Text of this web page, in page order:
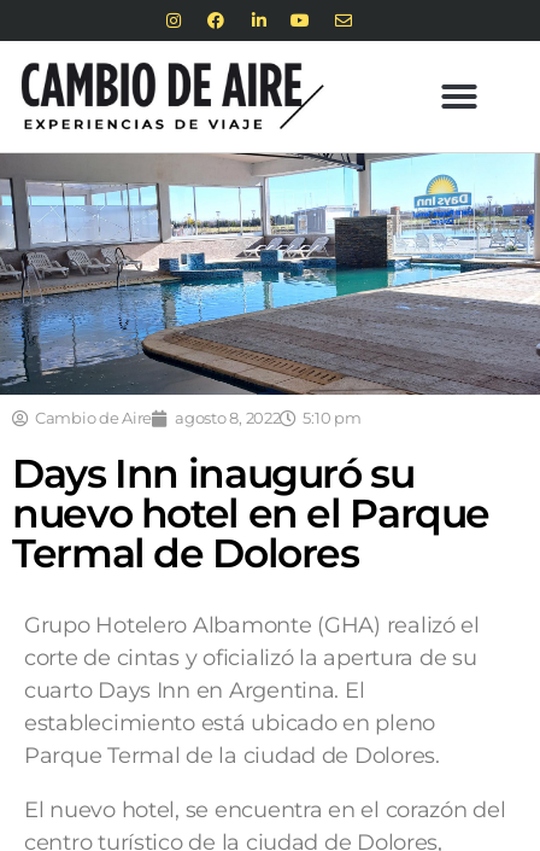
Cambio de Aire agosto 8, 2022 5:10 pm
Days Inn inauguró su
nuevo hotel en el Parque
Termal de Dolores
Grupo Hotelero Albamonte (GHA) realizó el
corte de cintas y oficializó la apertura de su
cuarto Days Inn en Argentina. El
establecimiento está ubicado en pleno
Parque Termal de la ciudad de Dolores.
El nuevo hotel, se encuentra en el corazón del
centro turístico de la ciudad de Dolores,